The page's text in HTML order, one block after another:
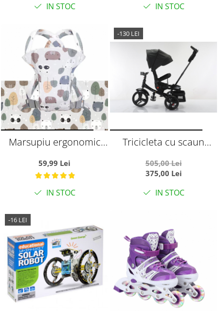
IN STOC IN STOC
Marsupiu ergonomic
bebelusi, Frunze si
Ursuleti, gri
59,99 Lei
IN STOC
-130 LEI
Tricicleta cu scaun
somn, SL02 - Negru
505,00 Lei
375,00 Lei
IN STOC
-16 LEI